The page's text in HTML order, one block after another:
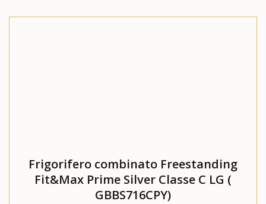
Frigorifero combinato Freestanding
Fit&Max Prime Silver Classe C LG (
GBBS716CPY)